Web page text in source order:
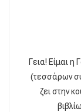
Γεια! Είμαι
(τεσσάρων
ζει στην